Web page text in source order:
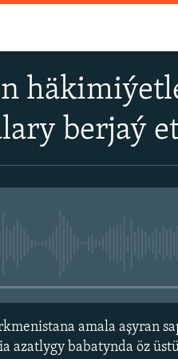
berjaý
amala aşyran
azatlygy babatynda öz